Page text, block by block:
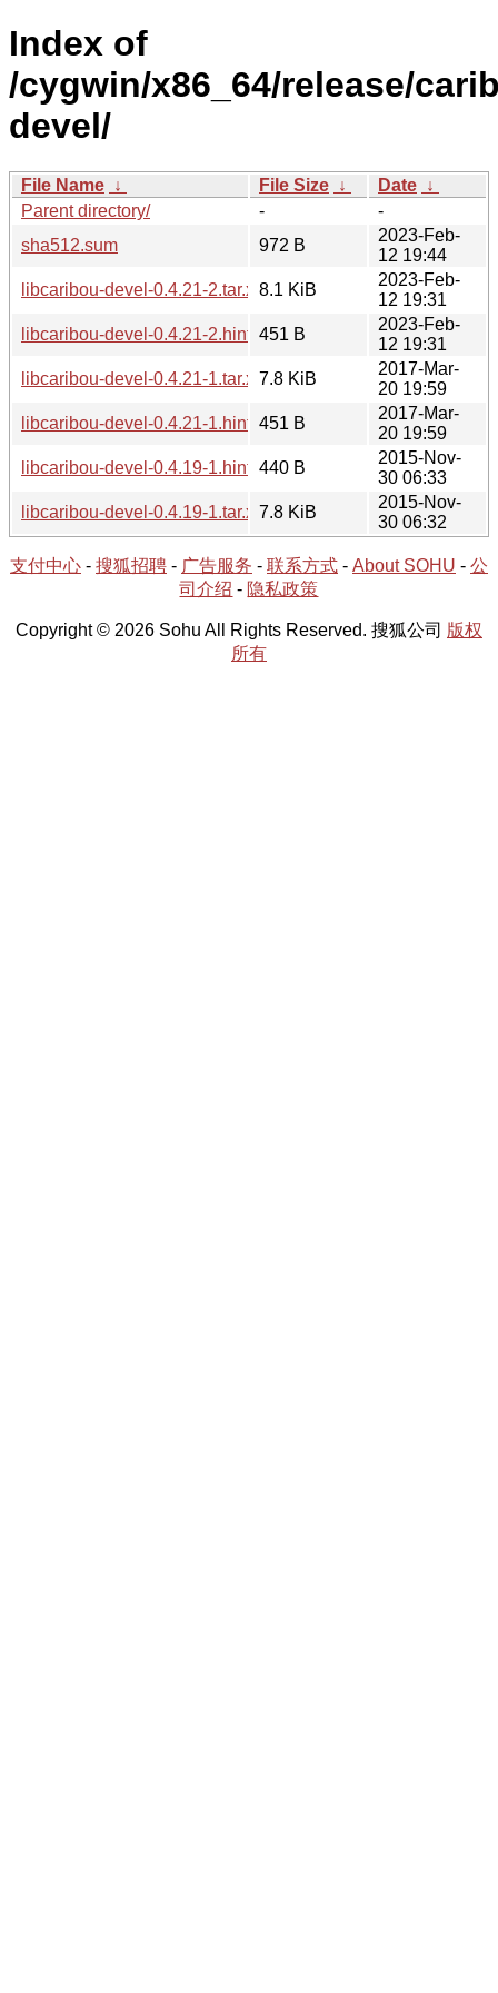
Index of
/cygwin/x86_64/release/
devel/
File Name ↓ File Size ↓ Date ↓
Parent directory/
-
-
sha512.sum
972 B
2023-Feb-
12 19:44
libcaribou-devel-0.4.21-2.tar.xz8.1 KiB
2023-Feb-
12 19:31
libcaribou-devel-0.4.21-2.hint 451 B
2023-Feb-
12 19:31
libcaribou-devel-0.4.21-1.tar.xz7.8 KiB
2017-Mar-
20 19:59
libcaribou-devel-0.4.21-1.hint 451 B
2017-Mar-
20 19:59
libcaribou-devel-0.4.19-1.hint 440 B
2015-Nov-
30 06:33
libcaribou-devel-0.4.19-1.tar.xz7.8 KiB
2015-Nov-
30 06:32
支付中心 - 搜狐招聘 - 广告服务 - 联系方式 - About SOHU - 公
司介绍 - 隐私政策
Copyright © 2026 Sohu All Rights Reserved. 搜狐公司 版权
所有